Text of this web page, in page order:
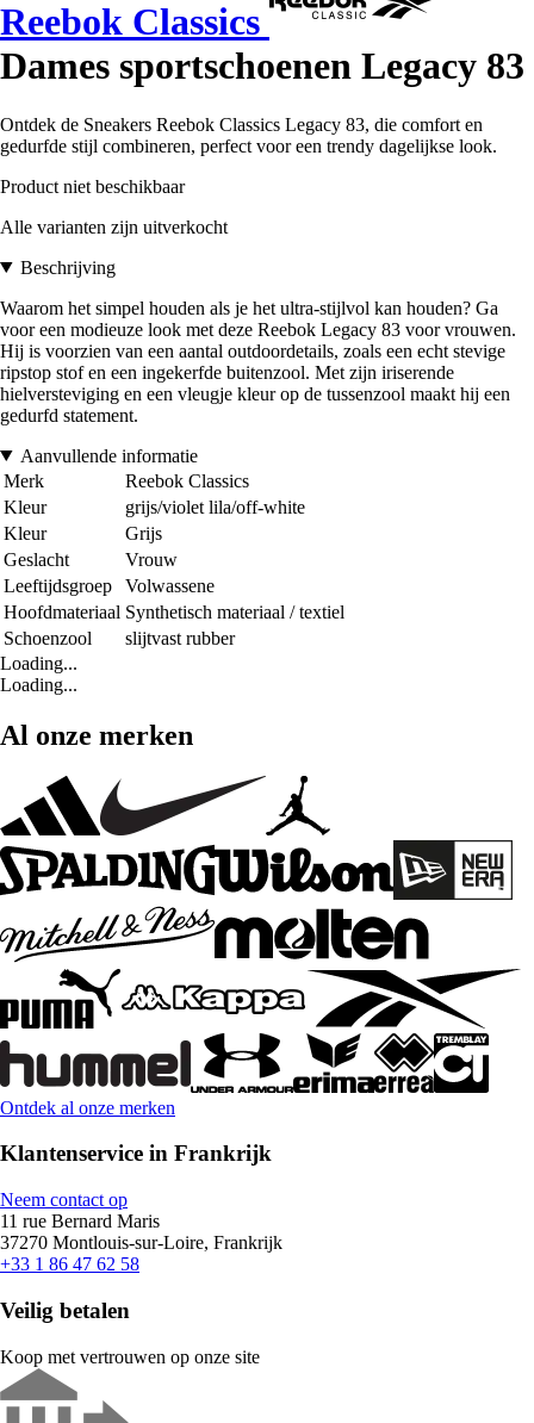
Reebok Classics
Dames sportschoenen Legacy 83
Ontdek de Sneakers Reebok Classics Legacy 83, die comfort en
gedurfde stijl combineren, perfect voor een trendy dagelijkse look.
Product niet beschikbaar
Alle varianten zijn uitverkocht
Beschrijving
Waarom het simpel houden als je het ultra-stijlvol kan houden? Ga
voor een modieuze look met deze Reebok Legacy 83 voor vrouwen.
Hij is voorzien van een aantal outdoordetails, zoals een echt stevige
ripstop stof en een ingekerfde buitenzool. Met zijn iriserende
hielversteviging en een vleugje kleur op de tussenzool maakt hij een
gedurfd statement.
Aanvullende informatie
Merk
Reebok Classics
Kleur
grijs/violet lila/off-white
Kleur
Grijs
Geslacht
Vrouw
Leeftijdsgroep
Volwassene
Hoofdmateriaal Synthetisch materiaal / textiel
Schoenzool
slijtvast rubber
Loading...
Loading...
Al onze merken
Ontdek al onze merken
Klantenservice in Frankrijk
Neem contact op
11 rue Bernard Maris
37270 Montlouis-sur-Loire, Frankrijk
+33 1 86 47 62 58
Veilig betalen
Koop met vertrouwen op onze site